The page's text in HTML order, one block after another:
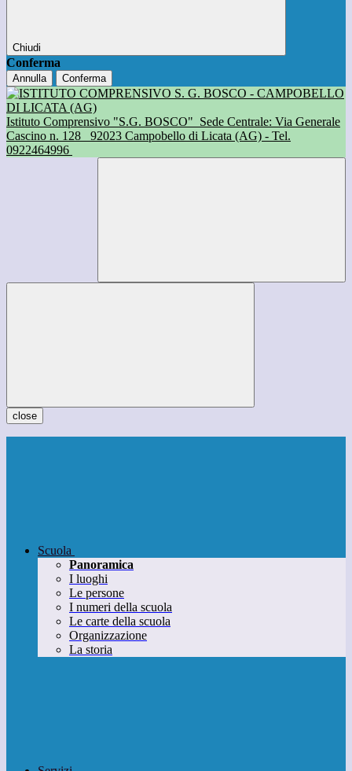
Chiudi
Conferma
Annulla Conferma
Istituto Comprensivo "S.G. BOSCO" Sede Centrale: Via Generale
Cascino n. 128
92023 Campobello di Licata (AG) - Tel.
0922464996
close
Scuola
Panoramica
I luoghi
Le persone
I numeri della scuola
Le carte della scuola
Organizzazione
La storia